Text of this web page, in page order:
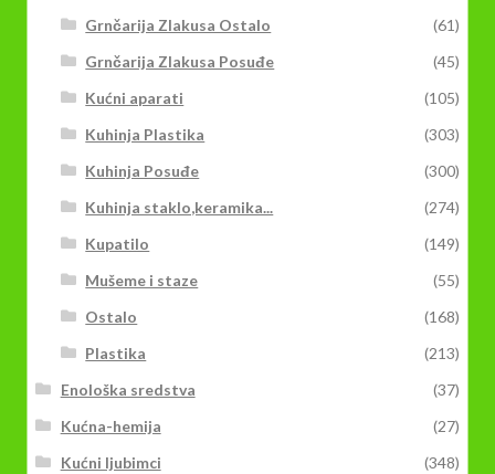
Grnčarija Zlakusa Ostalo
(61)
Grnčarija Zlakusa Posuđe
(45)
Kućni aparati
(105)
Kuhinja Plastika
(303)
Kuhinja Posuđe
(300)
Kuhinja staklo,keramika...
(274)
Kupatilo
(149)
Mušeme i staze
(55)
Ostalo
(168)
Plastika
(213)
Enološka sredstva
(37)
Kućna-hemija
(27)
Kućni ljubimci
(348)